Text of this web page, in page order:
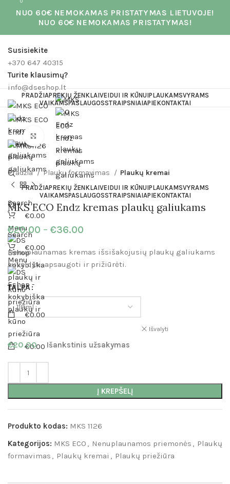
NUO 60€ NEMOKAMAS PRISTATYMAS LIETUVOJE!
NUO 60€ NEMOKAMAS PRISTATYMAS!
Susisiekite
+370 647 40315
Turite klausimų?
info@dseshop.lt
Search
0
€0.00
Menu
0
€0.00
PRADŽIAPREKIŲ ŽENKLAIVEIDUI IR KŪNUIPLAUKAMSVYRAMS
VAIKAMSPASLAUGOSSTRAIPSNIAIAPIEKONTAKTAI
PRADŽIAPREKIŲ ŽENKLAIVEIDUI IR KŪNUIPLAUKAMSVYRAMS
VAIKAMSPASLAUGOSSTRAIPSNIAIAPIEKONTAKTAI
Search
0
€0.00
Menu
0
€0.00
Click to enlarge
Pradžia Plaukų formavimas Plaukų kremai
MKS ECO Endz kremas plaukų galiukams
€20.00 – €36.00
Nenuplaunamas kremas išsišakojusių plaukų galiukams
suvaldyti, apsaugoti ir prižiūrėti.
TALPA
Išvalyti
€20.00 Išankstinis užsakymas
Į KREPŠELĮ
Produkto kodas: MKS 1126
Kategorijos: MKS ECO , Nenuplaunamos priemonės , Plaukų
formavimas , Plaukų kremai , Plaukų priežiūra